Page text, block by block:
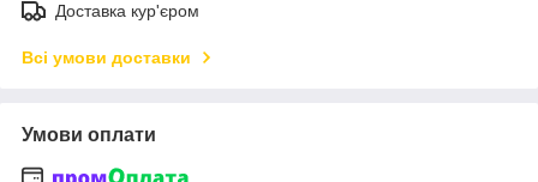
Доставка кур'єром
Всі умови доставки
Умови оплати